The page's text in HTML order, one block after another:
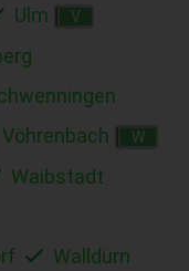
Ulm V
Vöhrenbach W
Waibstadt
Walldürn